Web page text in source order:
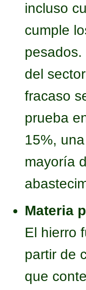
incluso
cumple
pesados.
del
fracaso
prueba
15%,
mayoría
Materia
El hierro
partir de
que